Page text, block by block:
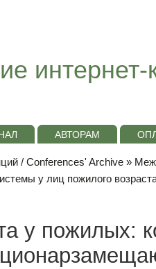
АВТОРАМ
/ Conferences' Archive »
у лиц пожилого
у пожилых: